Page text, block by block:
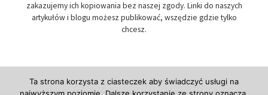
zakazujemy ich kopiowania bez naszej zgody. Linki do naszych
artykułów i blogu możesz publikować, wszędzie gdzie tylko
chcesz.
Ta strona korzysta z ciasteczek aby świadczyć usługi na